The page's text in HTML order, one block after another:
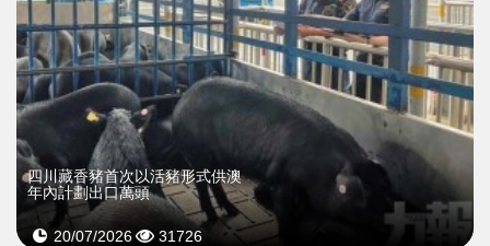
四川藏香豬首次以活豬形式供澳
年內計劃出口萬頭
20/07/2026 31726